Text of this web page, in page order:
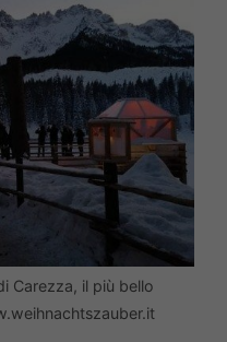
Carezza, il più bello